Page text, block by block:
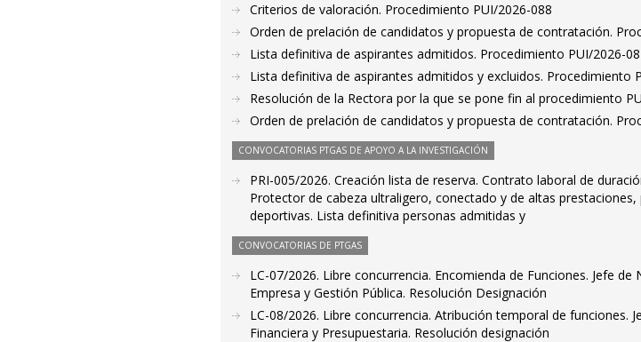
Criterios de valoración. Procedimiento PUI/2026-088
Orden de prelación de candidatos y propuesta de contratación.
Lista definitiva de aspirantes admitidos. Procedimiento PUI/2026-
Lista definitiva de aspirantes admitidos y excluidos. Procedimiento
Resolución de la Rectora por la que se pone fin al procedimiento
Orden de prelación de candidatos y propuesta de contratación.
CONVOCATORIAS PTGAS DE APOYO A LA INVESTIGACIÓN
PRI-005/2026. Creación lista de reserva. Contrato laboral de
Protector de cabeza ultraligero, conectado y de altas
deportivas. Lista definitiva personas admitidas y
CONVOCATORIAS DE PTGAS
LC-07/2026. Libre concurrencia. Encomienda de Funciones. Jefe de
Empresa y Gestión Pública. Resolución Designación
LC-08/2026. Libre concurrencia. Atribución temporal de funciones.
Financiera y Presupuestaria. Resolución designación